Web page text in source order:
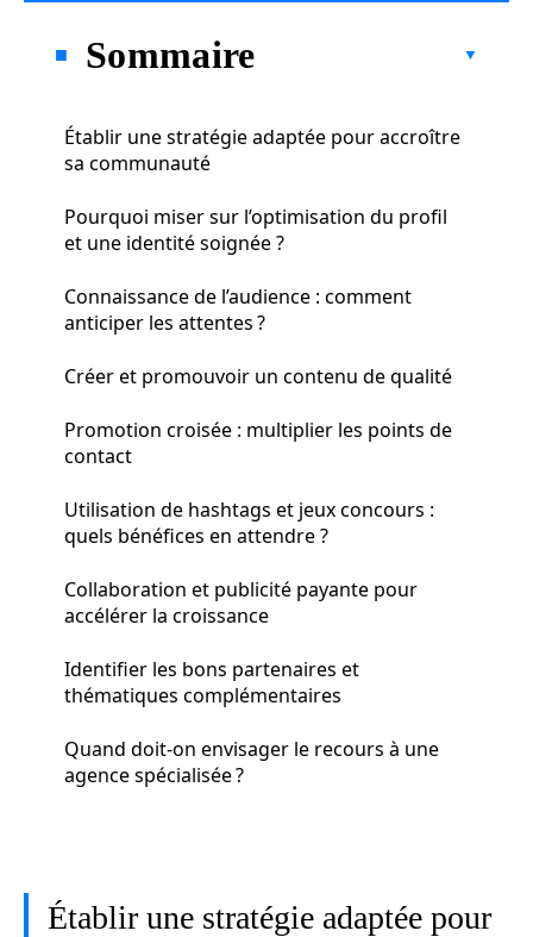
Sommaire
Établir une stratégie adaptée pour accroître
sa communauté
Pourquoi miser sur l’optimisation du profil
et une identité soignée ?
Connaissance de l’audience : comment
anticiper les attentes ?
Créer et promouvoir un contenu de qualité
Promotion croisée : multiplier les points de
contact
Utilisation de hashtags et jeux concours :
quels bénéfices en attendre ?
Collaboration et publicité payante pour
accélérer la croissance
Identifier les bons partenaires et
thématiques complémentaires
Quand doit-on envisager le recours à une
agence spécialisée ?
Établir une stratégie adaptée pour